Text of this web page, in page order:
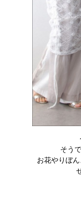
そう
お花やりぼ